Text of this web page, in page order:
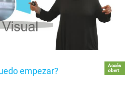
empezar?
Accés
obert